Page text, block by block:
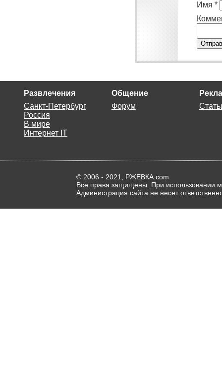
Имя *
Развлечения
Санкт-Петербург
Россия
В мире
Интернет IT
Общение
Форум
© 2006 - 2021, РЖЕВКА.com
Все права защищены. При использовании
Администрация сайта не несет